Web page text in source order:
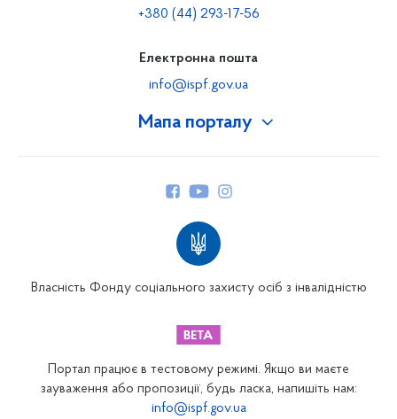
Мапа порталу
Закарпатське відділення
Запорізьке відділення
+380 (44) 293-17-56
Електронна пошта
info@ispf.gov.ua
Власність Фонду соціального захисту осіб з інвалідністю
Портал працює в тестовому режимі. Якщо ви маєте
зауваження або пропозиції, будь ласка, напишіть нам:
info@ispf.gov.ua